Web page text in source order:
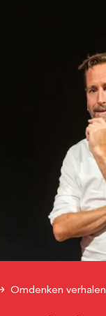
Omdenken verhalen